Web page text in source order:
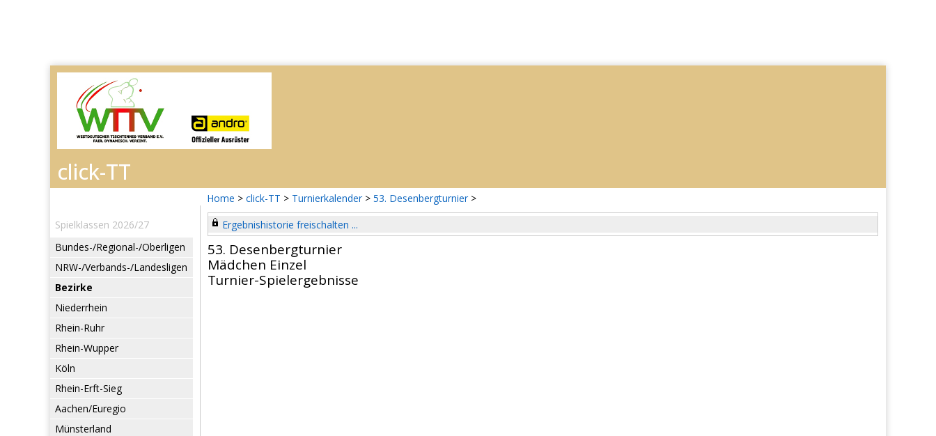
Home > click-TT > Turnierkalender > 53. Desenbergturnier >
Spielklassen 2026/27
Bundes-/Regional-/Oberligen
NRW-/Verbands-/Landesligen
Bezirke
Niederrhein
Rhein-Ruhr
Rhein-Wupper
Köln
Rhein-Erft-Sieg
Aachen/Euregio
Münsterland
Ergebnishistorie freischalten ...
53. Desenbergturnier
Mädchen Einzel
Turnier-Spielergebnisse